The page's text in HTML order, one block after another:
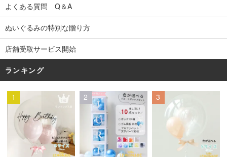
よくある質問 Q＆A
ぬいぐるみの特別な贈り方
店舗受取サービス開始
ランキング
1 2 3